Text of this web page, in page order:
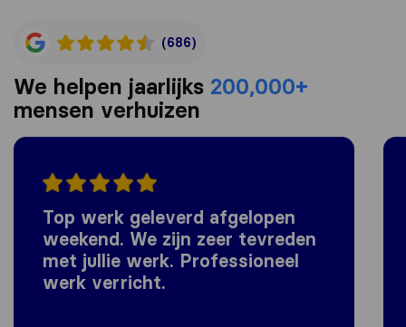
(686)
We helpen jaarlijks 200,000+
mensen verhuizen
Top werk geleverd afgelopen
weekend. We zijn zeer tevreden
met jullie werk. Professioneel
werk verricht.